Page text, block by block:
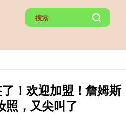
！欢迎加盟！詹姆斯
照，又尖叫了